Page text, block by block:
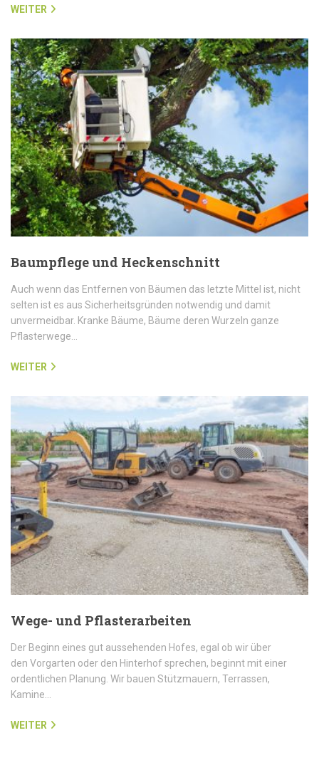
WEITER
Baumpflege und Heckenschnitt
Auch wenn das Entfernen von Bäumen das letzte Mittel ist, nicht
selten ist es aus Sicherheitsgründen notwendig und damit
unvermeidbar. Kranke Bäume, Bäume deren Wurzeln ganze
Pflasterwege…
WEITER
Wege- und Pflasterarbeiten
Der Beginn eines gut aussehenden Hofes, egal ob wir über
den Vorgarten oder den Hinterhof sprechen, beginnt mit einer
ordentlichen Planung. Wir bauen Stützmauern, Terrassen,
Kamine…
WEITER